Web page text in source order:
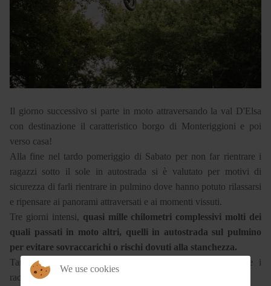
Il giorno successivo si parte in moto attraversando la val D'Elsa
con destinazione il caratteristico borgo di Monteriggioni e poi
verso casa!
Alla fine nel tardo pomeriggio di Sabato per non far rientrare i
ragazzi sotto il sole in autostrada si è valutato per motivi di
sicurezza di farli rientrare in pulmino dove hanno potuto rilassarsi
e ripensare ai panorami attraversati e ai momenti vissuti.
Tre giorni intensi, quasi mille chilometri complessivi molti dei
quali passati in moto altri, quelli in autostrada sul pulmino
per evitare sovraccarichi o rischi dovuti alla stanchezza.
Tanti sorrisi, abbracci e anche qualche lacrima nel sentire i
racconti di alcuni ragazzi.
We use cookies